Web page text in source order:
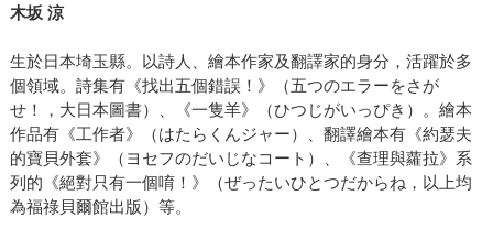
木坂 涼
生於日本埼玉縣。以詩人、繪本作家及翻譯家的身分，活躍於多
個領域。詩集有《找出五個錯誤！》（五つのエラーをさが
せ！，大日本圖書）、《一隻羊》（ひつじがいっぴき）。繪本
作品有《工作者》（はたらくんジャー）、翻譯繪本有《約瑟夫
的寶貝外套》（ヨセフのだいじなコート）、《查理與蘿拉》系
列的《絕對只有一個唷！》（ぜったいひとつだからね，以上均
為福祿貝爾館出版）等。